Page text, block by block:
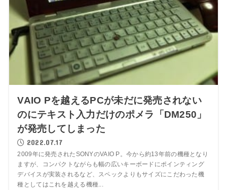
VAIO Pを越えるPCが未だに発売されない
のにテキスト入力だけのポメラ「DM250」
が発売してしまった
2022.07.17
2009年に発売されたSONYのVAIO P。今から約13年前の機種となり
ますが、コンパクトながらも幅の広いキーボードにポインティング
デバイスが実装されるなど、スペックよりもサイズにこだわった機
種としてはこれを越える機種...